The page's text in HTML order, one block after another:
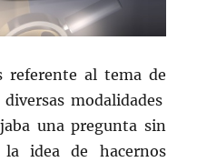
referente al tema de
modalidades
una pregunta sin
idea de hacernos